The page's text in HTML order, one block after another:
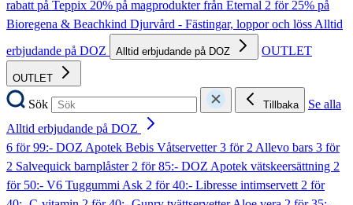
rabatt på Teppix 20% på magprodukter från Eternal 2 för 25% på
Bioregena & Beachkind Djurvård - Fästingar, loppor och lössAlltid
erbjudande på DOZ
Alltid erbjudande på DOZ OUTLET
OUTLET
Sök Tillbaka
Se alla
Alltid erbjudande på DOZ
6 för 99:- DOZ Apotek Bebis Våtservetter3 för 2 Allevo bars 3 för
2 Salvequick barnplåster2 för 85:- DOZ Apotek vätskeersättning 2
för 50:- V6 Tuggummi Ask 2 för 40:- Libresse intimservett2 för